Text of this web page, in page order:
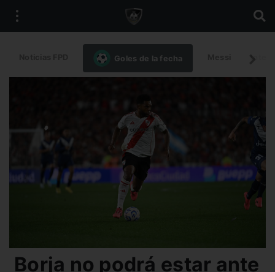
Goles de la fecha
Borja no podrá estar ante